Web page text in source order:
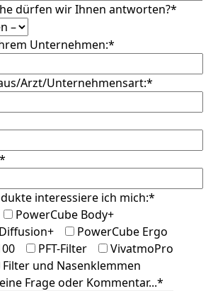
dürfen wir Ihnen antworten?*
Unternehmen:*
Arzt/Unternehmensart:*
interessiere ich mich:*
PowerCube Body+
PowerCube Ergo
PFT-Filter
VivatmoPro
Filter und Nasenklemmen
Frage oder Kommentar...*